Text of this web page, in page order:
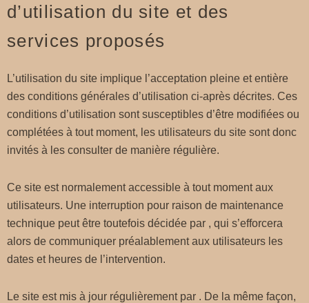
d’utilisation du site et des
services proposés
L’utilisation du site implique l’acceptation pleine et entière
des conditions générales d’utilisation ci-après décrites. Ces
conditions d’utilisation sont susceptibles d’être modifiées ou
complétées à tout moment, les utilisateurs du site sont donc
invités à les consulter de manière régulière.
Ce site est normalement accessible à tout moment aux
utilisateurs. Une interruption pour raison de maintenance
technique peut être toutefois décidée par , qui s’efforcera
alors de communiquer préalablement aux utilisateurs les
dates et heures de l’intervention.
Le site est mis à jour régulièrement par . De la même façon,